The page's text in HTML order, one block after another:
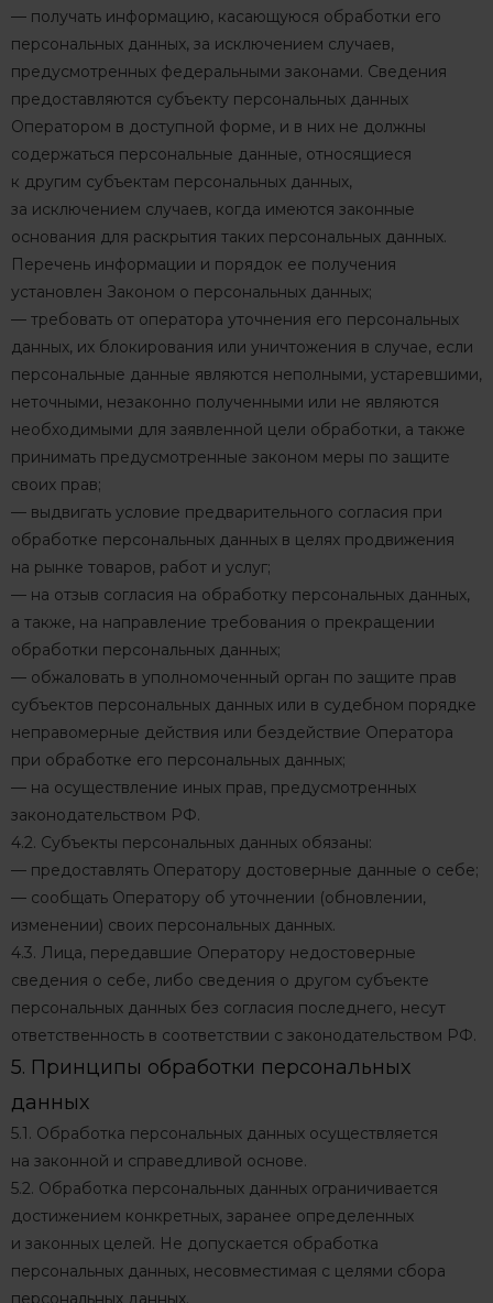
— получать информацию, касающуюся обработки его
персональных данных, за исключением случаев,
предусмотренных федеральными законами. Сведения
предоставляются субъекту персональных данных
Оператором в доступной форме, и в них не должны
содержаться персональные данные, относящиеся
к другим субъектам персональных данных,
за исключением случаев, когда имеются законные
основания для раскрытия таких персональных данных.
Перечень информации и порядок ее получения
установлен Законом о персональных данных;
— требовать от оператора уточнения его персональных
данных, их блокирования или уничтожения в случае, если
персональные данные являются неполными, устаревшими,
неточными, незаконно полученными или не являются
необходимыми для заявленной цели обработки, а также
принимать предусмотренные законом меры по защите
своих прав;
— выдвигать условие предварительного согласия при
обработке персональных данных в целях продвижения
на рынке товаров, работ и услуг;
— на отзыв согласия на обработку персональных данных,
а также, на направление требования о прекращении
обработки персональных данных;
— обжаловать в уполномоченный орган по защите прав
субъектов персональных данных или в судебном порядке
неправомерные действия или бездействие Оператора
при обработке его персональных данных;
— на осуществление иных прав, предусмотренных
законодательством РФ.
4.2. Субъекты персональных данных обязаны:
— предоставлять Оператору достоверные данные о себе;
— сообщать Оператору об уточнении (обновлении,
изменении) своих персональных данных.
4.3. Лица, передавшие Оператору недостоверные
сведения о себе, либо сведения о другом субъекте
персональных данных без согласия последнего, несут
ответственность в соответствии с законодательством РФ.
5. Принципы обработки персональных
данных
5.1. Обработка персональных данных осуществляется
на законной и справедливой основе.
5.2. Обработка персональных данных ограничивается
достижением конкретных, заранее определенных
и законных целей. Не допускается обработка
персональных данных, несовместимая с целями сбора
персональных данных.